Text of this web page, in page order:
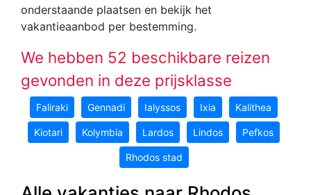
onderstaande plaatsen en bekijk het
vakantieaanbod per bestemming.
We hebben 52 beschikbare reizen
gevonden in deze prijsklasse
Faliraki Gennadi Ialyssos Ixia Kalithea
Kiotari Kolymbia Lardos Lindos Pefkos
Rhodos stad